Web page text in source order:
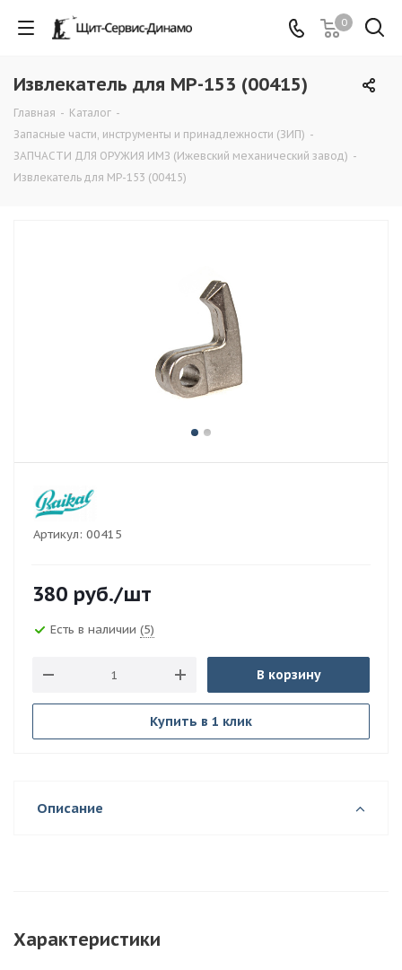
0
Извлекатель для MP-153 (00415)
Главная - Каталог -
Запасные части, инструменты и принадлежности (ЗИП) -
ЗАПЧАСТИ ДЛЯ ОРУЖИЯ ИМЗ (Ижевский механический завод) -
Извлекатель для MP-153 (00415)
Артикул: 00415
380 руб./шт
Есть в наличии (5)
В корзину
Купить в 1 клик
Описание
Характеристики